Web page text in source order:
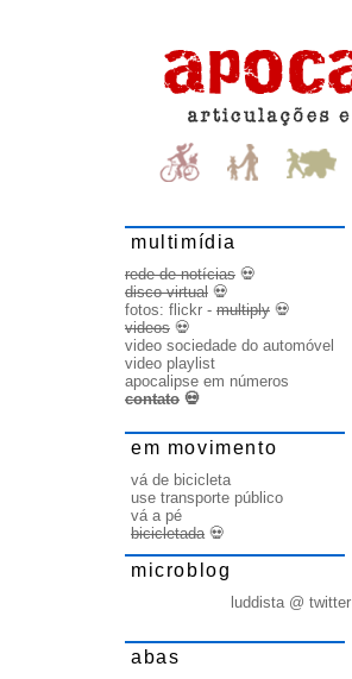
multimídia
rede de notícias 💀
disco virtual 💀
fotos: flickr - multiply 💀
videos 💀
video sociedade do automóvel
video playlist
apocalipse em números
contato 💀
em movimento
vá de bicicleta
use transporte público
vá a pé
bicicletada💀
microblog
luddista @ twitter
abas